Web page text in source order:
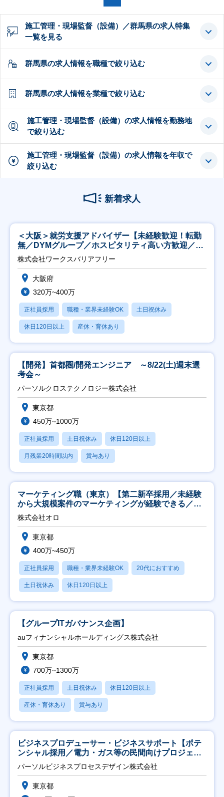
施工管理・現場監督（設備）／群馬県の求人特集
一覧を見る
群馬県の求人情報を職種で絞り込む
群馬県の求人情報を業種で絞り込む
施工管理・現場監督（設備）の求人情報を勤務地
で絞り込む
施工管理・現場監督（設備）の求人情報を年収で
絞り込む
新着求人
＜大阪＞就労支援アドバイザー【未経験歓迎！転勤
無／DYMグループ／ホスピタリティ高い方歓迎／土
日祝】
株式会社ワークスバリアフリー
大阪府
320万~400万
正社員採用 職種・業界未経験OK 土日祝休み
休日120日以上 産休・育休あり
【開発】首都圏/開発エンジニア ～8/22(土)週末選
考会～
パーソルクロステクノロジー株式会社
東京都
450万~1000万
正社員採用 土日祝休み 休日120日以上
月残業20時間以内 賞与あり
マーケティング職（東京）【第二新卒採用／未経験
から大規模案件のマーケティングが経験できる／研
修充実】
株式会社オロ
東京都
400万~450万
正社員採用 職種・業界未経験OK 20代におすすめ
土日祝休み 休日120日以上
【グループITガバナンス企画】
auフィナンシャルホールディングス株式会社
東京都
700万~1300万
正社員採用 土日祝休み 休日120日以上
産休・育休あり 賞与あり
ビジネスプロデューサー・ビジネスサポート【ポテ
ンシャル採用／電力・ガス等の民間向けプロジェク
ト推進】
パーソルビジネスプロセスデザイン株式会社
東京都